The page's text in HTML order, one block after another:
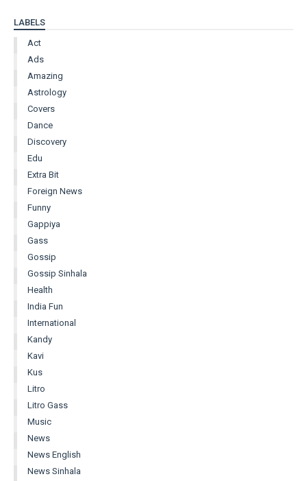
LABELS
Act
Ads
Amazing
Astrology
Covers
Dance
Discovery
Edu
Extra Bit
Foreign News
Funny
Gappiya
Gass
Gossip
Gossip Sinhala
Health
India Fun
International
Kandy
Kavi
Kus
Litro
Litro Gass
Music
News
News English
News Sinhala